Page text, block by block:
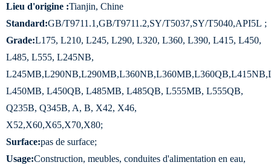
Lieu d'origine :Tianjin, Chine
Standard:GB/T9711.1,GB/T9711.2,SY/T5037,SY/T5040,API5L ;
Grade:L175, L210, L245, L290, L320, L360, L390, L415, L450,
L485, L555, L245NB,
L450MB, L450QB, L485MB, L485QB, L555MB, L555QB,
Q235B, Q345B, A, B, X42, X46,
X52,X60,X65,X70,X80;
Surface:pas de surface;
Usage:Construction, meubles, conduites d'alimentation en eau,